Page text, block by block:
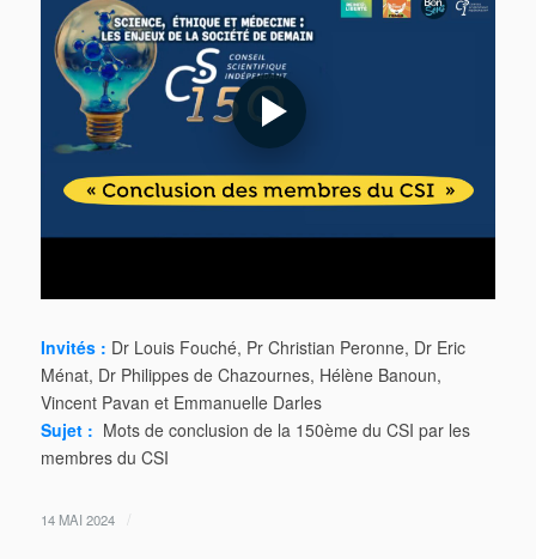
Invités : Dr Louis Fouché, Pr Christian Peronne, Dr Eric
Ménat, Dr Philippes de Chazournes, Hélène Banoun,
Vincent Pavan et Emmanuelle Darles
Sujet : Mots de conclusion de la 150ème du CSI par les
membres du CSI
14 MAI 2024 /